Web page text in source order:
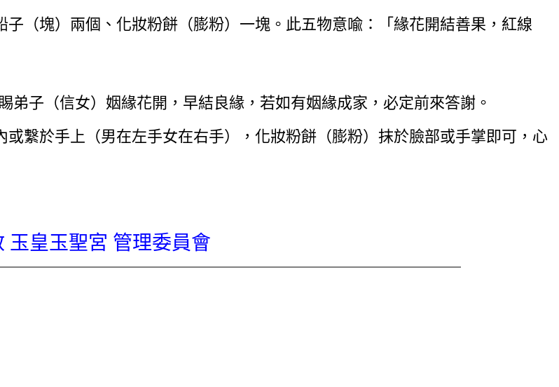
（塊）兩個、化妝粉餅（膨粉）一塊。此五物意喩：「緣花開結善果，紅線
子（信女）姻緣花開，早結良緣，若如有姻緣成家，必定前來答謝。
繫於手上（男在左手女在右手），化妝粉餅（膨粉）抹於臉部或手掌即可，心
玉皇玉聖宮 管理委員會